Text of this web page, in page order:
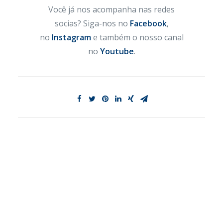
Você já nos acompanha nas redes
socias? Siga-nos no Facebook,
no Instagrame também o nosso canal
no Youtube.